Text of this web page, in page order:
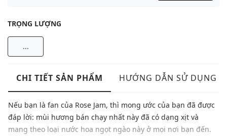
TRỌNG LƯỢNG
...
CHI TIẾT SẢN PHẨM HƯỚNG DẪN SỬ DỤNG
Nếu bạn là fan của Rose Jam, thì mong ước của bạn đã được
đáp lời: mùi hương bán chạy nhất này đã có dạng xịt và
mang theo loại nước hoa ngọt ngào này ở mọi nơi bạn đến.